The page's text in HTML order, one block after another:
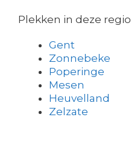
Plekken in deze regio
Gent
Zonnebeke
Poperinge
Mesen
Heuvelland
Zelzate